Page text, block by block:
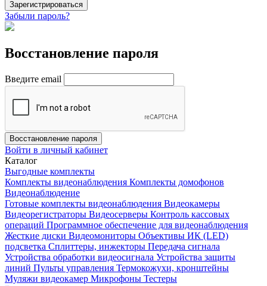
Зарегистрироваться
Забыли пароль?
Восстановление пароля
Введите email
Восстановление пароля
Войти в личный кабинет
Каталог
Выгодные комплекты
Комплекты видеонаблюдения Комплекты домофонов
Видеонаблюдение
Готовые комплекты видеонаблюдения Видеокамеры
Видеорегистраторы Видеосерверы Контроль кассовых
операций Программное обеспечение для видеонаблюдения
Жесткие диски Видеомониторы Объективы ИК (LED)
подсветка Сплиттеры, инжекторы Передача сигнала
Устройства обработки видеосигнала Устройства защиты
линий Пульты управления Термокожухи, кронштейны
Муляжи видеокамер Микрофоны Тестеры